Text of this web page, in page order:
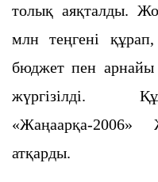
толық аяқталды.
млн теңгені
бюджет пен арнайы
жүргізілді.
«Жаңаарқа-
атқарды.